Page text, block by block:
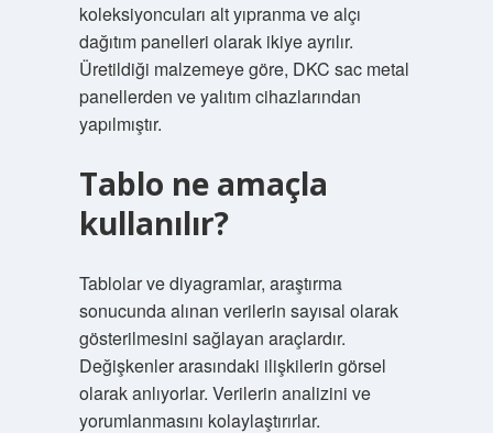
koleksiyoncuları alt yıpranma ve alçı
dağıtım panelleri olarak ikiye ayrılır.
Üretildiği malzemeye göre, DKC sac metal
panellerden ve yalıtım cihazlarından
yapılmıştır.
Tablo ne amaçla
kullanılır?
Tablolar ve diyagramlar, araştırma
sonucunda alınan verilerin sayısal olarak
gösterilmesini sağlayan araçlardır.
Değişkenler arasındaki ilişkilerin görsel
olarak anlıyorlar. Verilerin analizini ve
yorumlanmasını kolaylaştırırlar.